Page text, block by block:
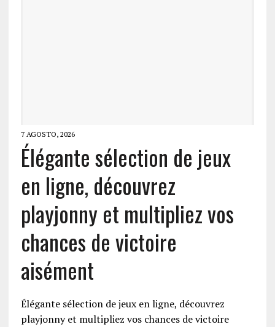
7 AGOSTO, 2026
Élégante sélection de jeux
en ligne, découvrez
playjonny et multipliez vos
chances de victoire
aisément
Élégante sélection de jeux en ligne, découvrez
playjonny et multipliez vos chances de victoire